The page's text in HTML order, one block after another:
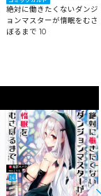
絶対に働きたくないダンジ
ョンマスターが惰眠をむさ
ぼるまで 10